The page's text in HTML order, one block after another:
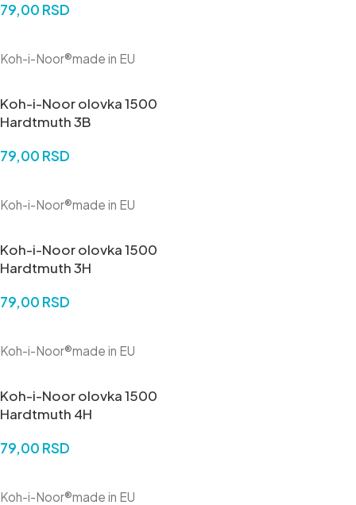
79,00 RSD
Koh-i-Noor®made in EU
Koh-i-Noor olovka 1500
Hardtmuth 3B
79,00 RSD
Koh-i-Noor®made in EU
Koh-i-Noor olovka 1500
Hardtmuth 3H
79,00 RSD
Koh-i-Noor®made in EU
Koh-i-Noor olovka 1500
Hardtmuth 4H
79,00 RSD
Koh-i-Noor®made in EU